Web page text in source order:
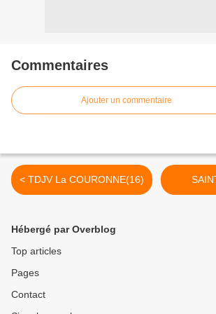
Commentaires
Ajouter un commentaire
< TDJV La COURONNE(16)
Hébergé par Overblog
Top articles
Pages
Contact